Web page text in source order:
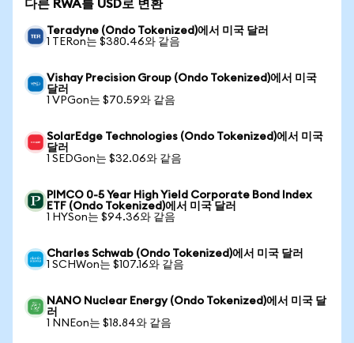
다른 RWA를 USD로 변환
Teradyne (Ondo Tokenized)에서 미국 달러
1 TERon는 $380.46와 같음
Vishay Precision Group (Ondo Tokenized)에서 미국
달러
1 VPGon는 $70.59와 같음
SolarEdge Technologies (Ondo Tokenized)에서 미국
달러
1 SEDGon는 $32.06와 같음
PIMCO 0-5 Year High Yield Corporate Bond Index
ETF (Ondo Tokenized)에서 미국 달러
1 HYSon는 $94.36와 같음
Charles Schwab (Ondo Tokenized)에서 미국 달러
1 SCHWon는 $107.16와 같음
NANO Nuclear Energy (Ondo Tokenized)에서 미국 달
러
1 NNEon는 $18.84와 같음